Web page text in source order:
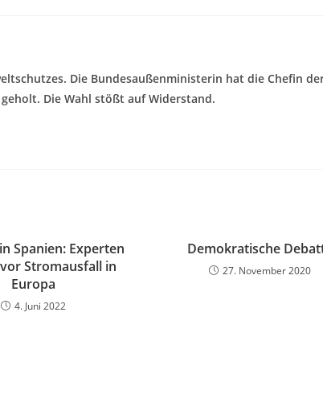
Die Bundesaußenministerin hat die Chefin
Die Wahl stößt auf Widerstand.
Spanien: Experten
Stromausfall in
Europa
4. Juni 2022
Demokratische
27. November 2020